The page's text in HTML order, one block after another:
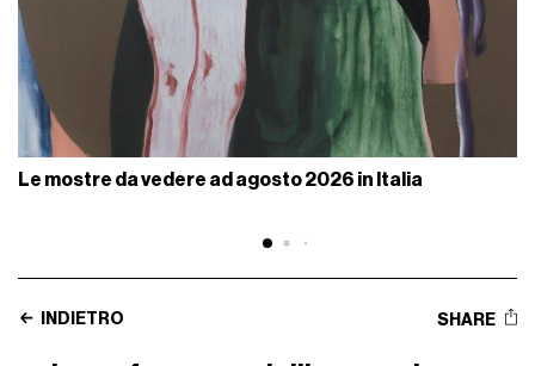
Le mostre da vedere ad agosto 2026 in Italia
INDIETRO SHARE